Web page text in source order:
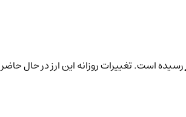
رسیده است. تغییرات روزانه این ارز در حال حاضر